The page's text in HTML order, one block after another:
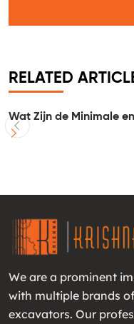
RELATED
Wat Zijn de Minimale
We are a prominent
with multiple brands
excavators. Our